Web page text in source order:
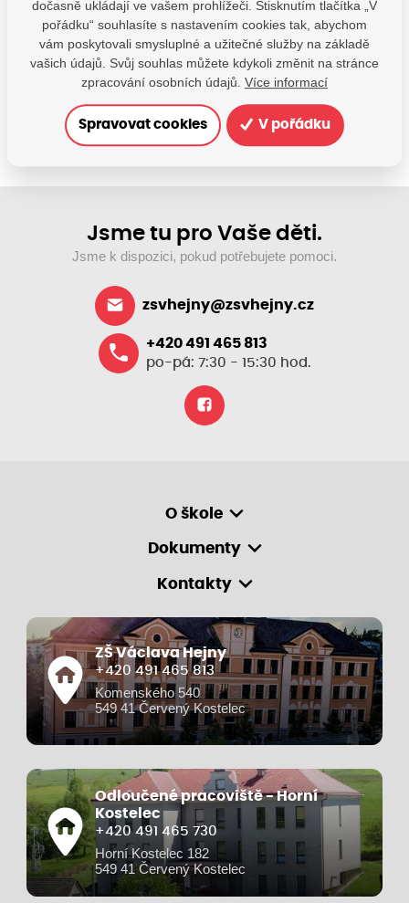
Máte dotazy?
Kontaktujte nás
SDÍLEJTE:
Jsme tu pro Vaše děti.
Jsme k dispozici, pokud potřebujete pomoci.
zsvhejny@zsvhejny.cz
+420 491 465 813
po-pá: 7:30 - 15:30 hod.
O škole
Dokumenty
Kontakty
ZŠ Václava Hejny
+420 491 465 813
Komenského 540
549 41 Červený Kostelec
Odloučené pracoviště - Horní
Kostelec
+420 491 465 730
Horní Kostelec 182
549 41 Červený Kostelec
dočasně ukládají ve vašem prohlížeči. Stisknutím tlačítka „V
pořádku“ souhlasíte s nastavením cookies tak, abychom
vám poskytovali smysluplné a užitečné služby na základě
vašich údajů. Svůj souhlas můžete kdykoli změnit na stránce
zpracování osobních údajů. Více informací
Spravovat cookies V pořádku